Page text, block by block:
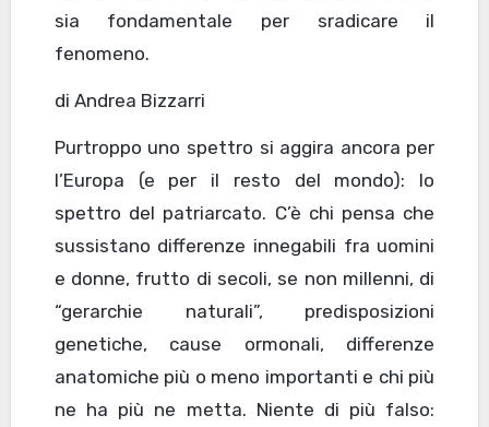
sia fondamentale per sradicare il
fenomeno.
di Andrea Bizzarri
Purtroppo uno spettro si aggira ancora per
l’Europa (e per il resto del mondo): lo
spettro del patriarcato. C’è chi pensa che
sussistano differenze innegabili fra uomini
e donne, frutto di secoli, se non millenni, di
“gerarchie naturali”, predisposizioni
genetiche, cause ormonali, differenze
anatomiche più o meno importanti e chi più
ne ha più ne metta. Niente di più falso: